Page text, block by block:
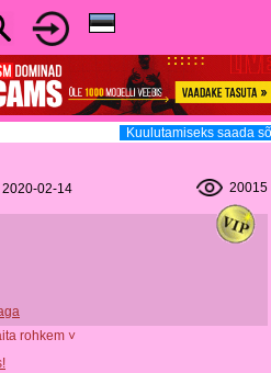
Kuulutamiseks saada
2020-02-14 20015
rohkem ˅